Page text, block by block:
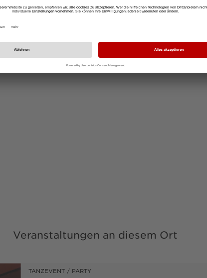
Veranstaltungen an diesem Ort
TANZEVENT / PARTY